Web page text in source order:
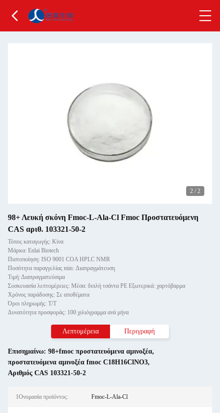
2 / 2
98+ Λευκή σκόνη Fmoc-L-Ala-Cl Fmoc Προστατευόμενη
CAS αριθ. 103321-50-2
Τόπος καταγωγής: Κίνα
Μάρκα: Enlai Biotech
Πιστοποίηση: ISO 9001 COA HPLC NMR
Ποσότητα παραγγελίας min: Διαπραγμάτευση
Τιμή: Διαπραγματεύσιμα
Συσκευασία λεπτομέρειες: Μέσα: διπλή τσάντα PE Εξωτερικά: χαρτόβαρμα
Χρόνος παράδοσης: Σε αποθέματα
Όροι πληρωμής: Τ/Τ
Δυνατότητα προσφοράς: 100 χιλιόγραμμα ανά μήνα
Λεπτομέρεια Περιγραφή
Επισημαίνω: 98+fmoc προστατευόμενα αμινοξέα,
προστατευόμενα αμινοξέα fmoc C18H16ClNO3,
Αριθμός CAS 103321-50-2
1Ονομασία προϊόντος: Fmoc-L-Ala-Cl